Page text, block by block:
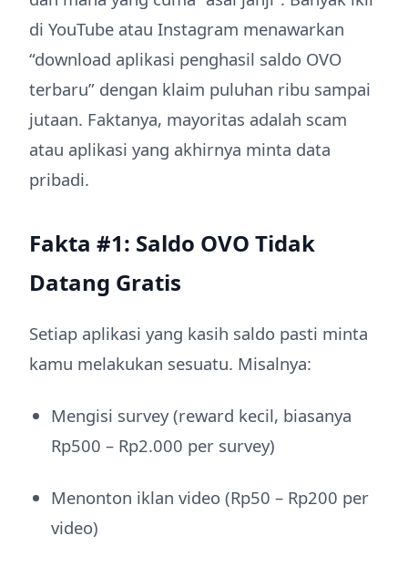
di YouTube atau Instagram menawarkan
“download aplikasi penghasil saldo OVO
terbaru” dengan klaim puluhan ribu sampai
jutaan. Faktanya, mayoritas adalah scam
atau aplikasi yang akhirnya minta data
pribadi.
Fakta #1: Saldo OVO Tidak
Datang Gratis
Setiap aplikasi yang kasih saldo pasti minta
kamu melakukan sesuatu. Misalnya:
Mengisi survey (reward kecil, biasanya
Rp500 – Rp2.000 per survey)
Menonton iklan video (Rp50 – Rp200 per
video)